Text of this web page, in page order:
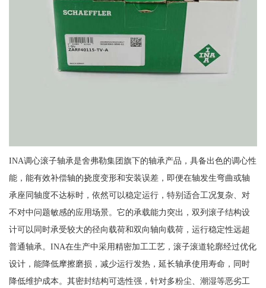
INA调心滚子轴承是舍弗勒集团旗下的轴承产品，具备出色的调心性
能，能有效补偿轴的挠度变形和安装误差，即便在轴发生弯曲或轴
承座同轴度不达标时，依然可以稳定运行，特别适合工况复杂、对
不对中问题敏感的应用场景。它的承载能力突出，双列滚子结构设
计可以同时承受较大的径向载荷和双向轴向载荷，运行稳定性远超
普通轴承。INA在生产中采用精密加工工艺，滚子滚道轮廓经过优化
设计，能降低摩擦磨损，减少运行发热，延长轴承使用寿命，同时
降低维护成本。其密封结构可选性强，针对多粉尘、潮湿等恶劣工